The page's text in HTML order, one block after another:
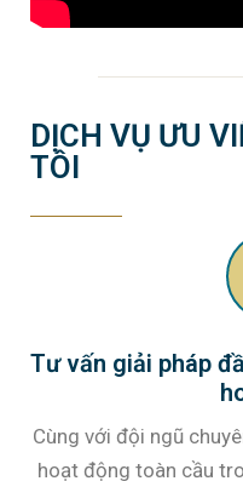
DỊCH VỤ ƯU
TÔI
Tư vấn giải pháp
Cùng với đội ngũ
hoạt động toàn cầu